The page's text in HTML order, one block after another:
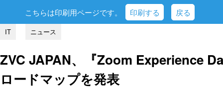
こちらは印刷用ページです。 印刷する 戻る
IT ニュース
ZVC JAPAN、『Zoom Experience
ロードマップを発表